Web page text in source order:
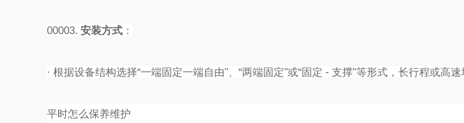
00003.安装方式 ‌：
· 根据设备结构选择“一端固定一端自由"、“两端固定"或“固定 - 支撑"等形式，长行程或高
平时怎么保养维护